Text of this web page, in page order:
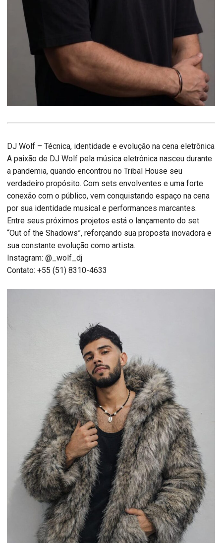
DJ Wolf – Técnica, identidade e evolução na cena eletrônica
A paixão de DJ Wolf pela música eletrônica nasceu durante
a pandemia, quando encontrou no Tribal House seu
verdadeiro propósito. Com sets envolventes e uma forte
conexão com o público, vem conquistando espaço na cena
por sua identidade musical e performances marcantes.
Entre seus próximos projetos está o lançamento do set
“Out of the Shadows”, reforçando sua proposta inovadora e
sua constante evolução como artista.
Instagram: @_wolf_dj
Contato: +55 (51) 8310-4633